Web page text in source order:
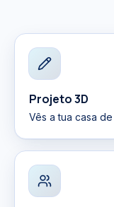
Projeto 3D
Vês a tua casa